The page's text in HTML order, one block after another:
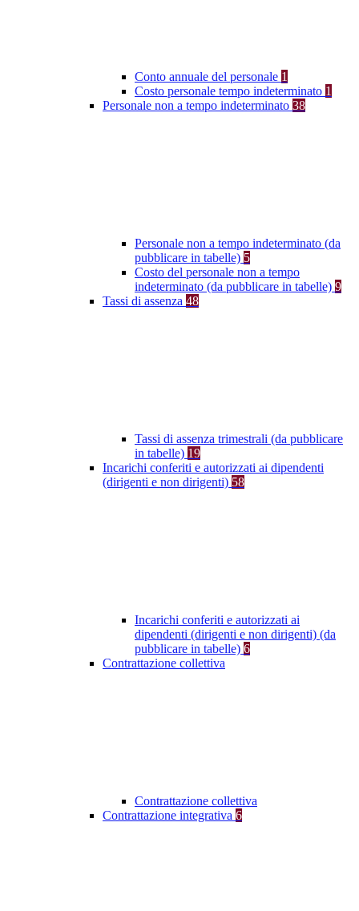
Conto annuale del personale 1
Costo personale tempo indeterminato 1
Personale non a tempo indeterminato 38
Personale non a tempo indeterminato (da
pubblicare in tabelle) 5
Costo del personale non a tempo
indeterminato (da pubblicare in tabelle) 9
Tassi di assenza 48
Tassi di assenza trimestrali (da pubblicare
in tabelle) 19
Incarichi conferiti e autorizzati ai dipendenti
(dirigenti e non dirigenti) 58
Incarichi conferiti e autorizzati ai
dipendenti (dirigenti e non dirigenti) (da
pubblicare in tabelle) 6
Contrattazione collettiva
Contrattazione collettiva
Contrattazione integrativa 6